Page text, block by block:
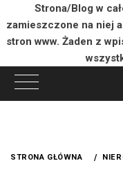
Strona/Blog w
zamieszczone na niej
stron www. Żaden z
STRONA GŁÓWNA